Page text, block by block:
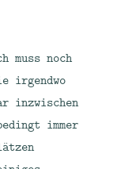
muss noch
irgendwo
inzwischen
immer